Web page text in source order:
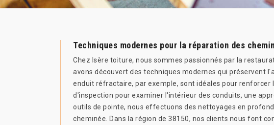
Techniques modernes pour la réparation des
Chez Isère toiture, nous sommes passionnés par la
avons découvert des techniques modernes qui préservent
enduit réfractaire, par exemple, sont idéales pour
d'inspection pour examiner l'intérieur des conduits, une
outils de pointe, nous effectuons des nettoyages en
cheminée. Dans la région de 38150, nos clients nous font